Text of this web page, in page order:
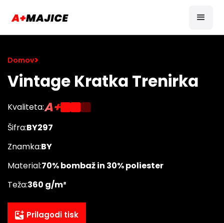
Domov>
Vintage Kratka Trenirka
Kvaliteta:A+
Šifra:BY297
Znamka:BY
Material:70% bombaž in 30% poliester
Teža:360 g/m²
Prilagodi tisk